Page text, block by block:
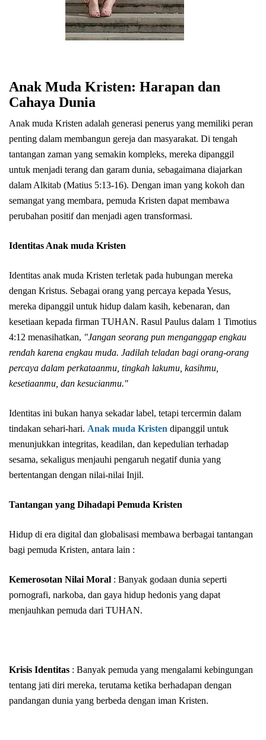
Anak Muda Kristen: Harapan dan
Cahaya Dunia
Anak muda Kristen adalah generasi penerus yang memiliki peran
penting dalam membangun gereja dan masyarakat. Di tengah
tantangan zaman yang semakin kompleks, mereka dipanggil
untuk menjadi terang dan garam dunia, sebagaimana diajarkan
dalam Alkitab (Matius 5:13-16). Dengan iman yang kokoh dan
semangat yang membara, pemuda Kristen dapat membawa
perubahan positif dan menjadi agen transformasi.
Identitas Anak muda Kristen
Identitas anak muda Kristen terletak pada hubungan mereka
dengan Kristus. Sebagai orang yang percaya kepada Yesus,
mereka dipanggil untuk hidup dalam kasih, kebenaran, dan
kesetiaan kepada firman TUHAN. Rasul Paulus dalam 1 Timotius
4:12 menasihatkan, "Jangan seorang pun menganggap engkau
rendah karena engkau muda. Jadilah teladan bagi orang-orang
percaya dalam perkataanmu, tingkah lakumu, kasihmu,
kesetiaanmu, dan kesucianmu."
Identitas ini bukan hanya sekadar label, tetapi tercermin dalam
tindakan sehari-hari. Anak muda Kristen dipanggil untuk
menunjukkan integritas, keadilan, dan kepedulian terhadap
sesama, sekaligus menjauhi pengaruh negatif dunia yang
bertentangan dengan nilai-nilai Injil.
Tantangan yang Dihadapi Pemuda Kristen
Hidup di era digital dan globalisasi membawa berbagai tantangan
bagi pemuda Kristen, antara lain :
Kemerosotan Nilai Moral : Banyak godaan dunia seperti
pornografi, narkoba, dan gaya hidup hedonis yang dapat
menjauhkan pemuda dari TUHAN.
Krisis Identitas : Banyak pemuda yang mengalami kebingungan
tentang jati diri mereka, terutama ketika berhadapan dengan
pandangan dunia yang berbeda dengan iman Kristen.